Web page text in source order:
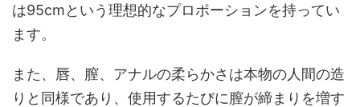
は95cmという理想的なプロポーションを持ってい
ます。
また、唇、膣、アナルの柔らかさは本物の人間の造
りと同様であり、使用するたびに膣が締まりを増す